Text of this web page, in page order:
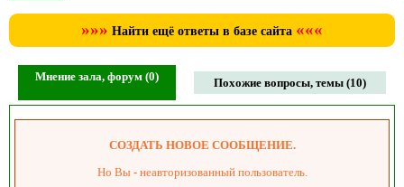
»»» Найти ещё ответы в базе сайта «««
Мнение зала, форум (0) Похожие вопросы, темы (10)
СОЗДАТЬ НОВОЕ СООБЩЕНИЕ.
Но Вы - неавторизованный пользователь.